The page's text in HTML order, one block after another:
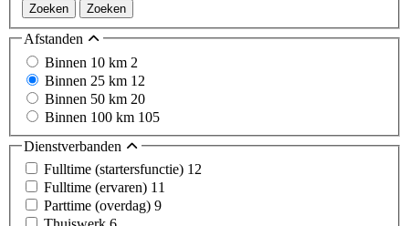
Zoeken Zoeken
Afstanden
Binnen 10 km 2
Binnen 25 km 12
Binnen 50 km 20
Binnen 100 km 105
Dienstverbanden
Fulltime (startersfunctie) 12
Fulltime (ervaren) 11
Parttime (overdag) 9